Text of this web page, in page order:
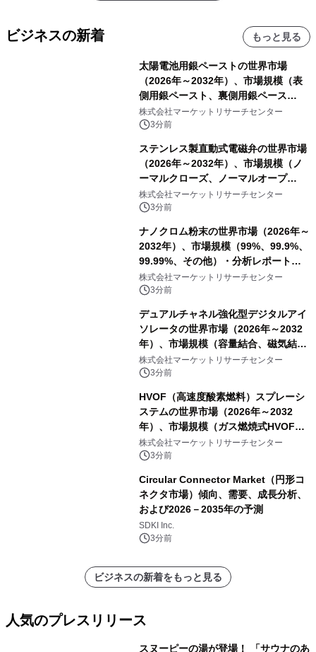
ビジネスの新着 もっと見る
太陽電池用銀ペーストの世界市場
（2026年～2032年）、市場規模（表
側用銀ペースト、裏側用銀ペース
ト）・分析レポートを発表
株式会社マーケットリサーチセンター
3分前
ステンレス製直動式電磁弁の世界市場
（2026年～2032年）、市場規模（ノ
ーマルクローズ、ノーマルオープ
ン）・分析レポートを発表
株式会社マーケットリサーチセンター
3分前
ナノクロム粉末の世界市場（2026年～
2032年）、市場規模（99%、99.9%、
99.99%、その他）・分析レポートを
発表
株式会社マーケットリサーチセンター
3分前
デュアルチャネル強化型デジタルアイ
ソレータの世界市場（2026年～2032
年）、市場規模（容量結合、磁気結
合、巨大磁気抵抗（GMR））・分析レ
ポートを発表
株式会社マーケットリサーチセンター
3分前
HVOF（高速度酸素燃料）スプレーシ
ステムの世界市場（2026年～2032
年）、市場規模（ガス燃焼式HVOFス
プレーシステム、液体燃料式HVOFス
プレーシステム、ハイブリッド燃料式
ートを発表
株式会社マーケットリサーチセンター
3分前
Circular Connector Market（円形コ
ネクタ市場）傾向、需要、成長分析、
および2026－2035年の予測
SDKI Inc.
3分前
ビジネスの新着をもっと見る
人気のプレスリリース
スヌーピーの湯が登場！ 「サウナのあ